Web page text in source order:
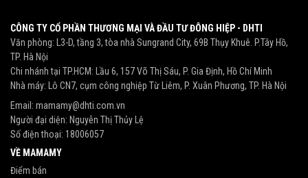
CÔNG TY CỔ PHẦN THƯƠNG MẠI VÀ ĐẦU TƯ ĐÔNG HIỆP - DHTI
Văn phòng: L3-D, tầng 3, tòa nhà Sungrand City, 69B Thụy Khuê. P.Tây Hồ,
TP. Hà Nội
Chi nhánh tại TP.HCM: Lầu 6, 157 Võ Thị Sáu, P. Gia Định, Hồ Chí Minh
Nhà máy: Lô CN7, cụm công nghiệp Từ Liêm, P. Xuân Phương, TP. Hà Nội
Email: mamamy@dhti.com.vn
Người đại diện: Nguyễn Thị Thủy Lệ
Số điện thoại: 18006057
VỀ MAMAMY
Điểm bán